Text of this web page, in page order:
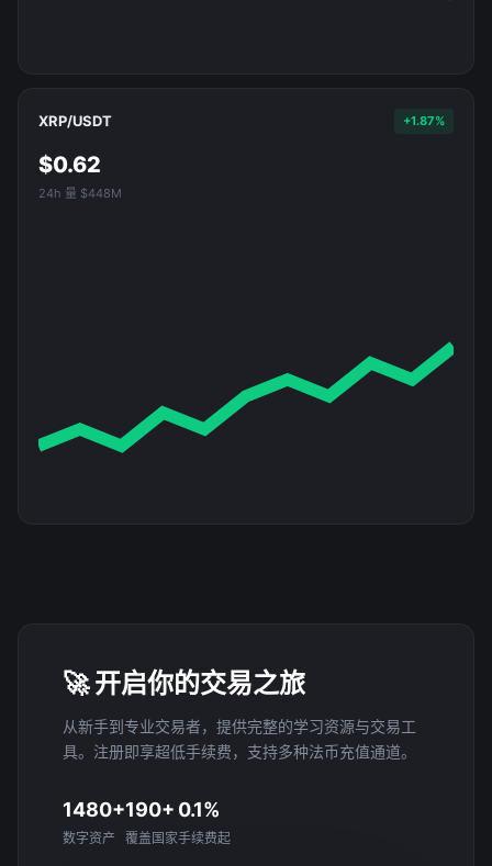
XRP/USDT +1.87%
$0.62
24h 量 $448M
🚀 开启你的交易之旅
从新手到专业交易者，提供完整的学习资源与交易工
具。注册即享超低手续费，支持多种法币充值通道。
1480+
数字资产
190+
覆盖国家
0.1%
手续费起